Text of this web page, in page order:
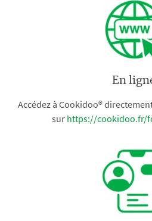
En
Accédez à Cookidoo®
sur https://cookidoo.fr/